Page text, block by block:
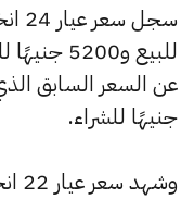
جنيهًا للشراء.